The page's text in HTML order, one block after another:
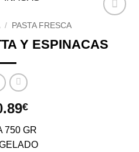
lista de
/ PASTA FRESCA
Y ESPINACAS
€
750 GR